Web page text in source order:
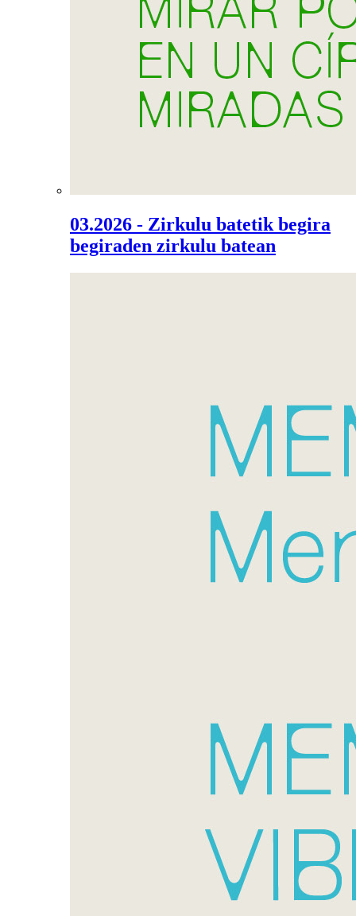
03.2026 - Zirkulu batetik begira
begiraden zirkulu batean